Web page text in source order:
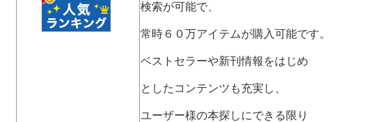
検索が可能で、
常時６０万アイテムが購入可能です。
ベストセラーや新刊情報をはじめ
としたコンテンツも充実し、
ユーザー様の本探しにできる限り